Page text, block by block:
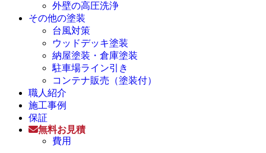
外壁の高圧洗浄
その他の塗装
台風対策
ウッドデッキ塗装
納屋塗装・倉庫塗装
駐車場ライン引き
コンテナ販売（塗装付）
職人紹介
施工事例
保証
無料お見積
費用